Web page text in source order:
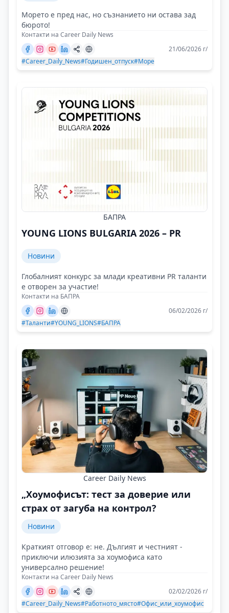
Морето е пред нас, но съзнанието ни остава зад
бюрото!
Контакти на Career Daily News
21/06/2026 г/
#Career_Daily_News#Годишен_отпуск#Море
БАПРА
YOUNG LIONS BULGARIA 2026 – PR
Новини
Глобалният конкурс за млади креативни PR таланти
е отворен за участие!
Контакти на БАПРА
06/02/2026 г/
#Таланти#YOUNG_LIONS#БАПРА
Career Daily News
„Хоумофисът: тест за доверие или
страх от загуба на контрол?
Новини
Краткият отговор е: не. Дългият и честният -
приключи илюзията за хоумофиса като
универсално решение!
Контакти на Career Daily News
02/02/2026 г/
#Career_Daily_News#Работното_място#Офис_или_хоумофис